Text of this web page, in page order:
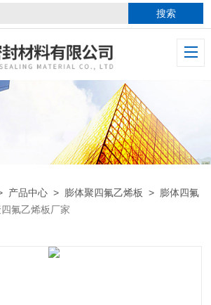
产品中心 > 膨体聚四氟乙烯板 > 膨体四氟
氟乙烯板厂家